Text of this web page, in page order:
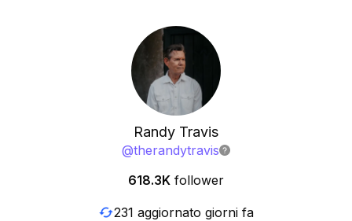
Randy Travis
@therandytravis
618.3K follower
231 aggiornato giorni fa